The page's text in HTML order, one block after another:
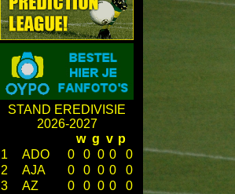
STAND EREDIVISIE
2026-2027
w g v p
1
ADO 0 0 0 0
0
2
AJA 0 0 0 0
0
3
AZ 0 0 0 0
0